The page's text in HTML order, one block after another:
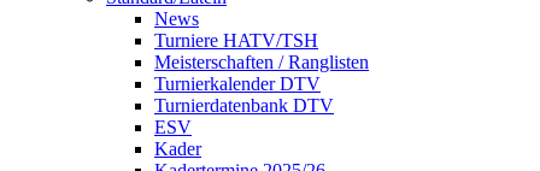
News
Turniere HATV/TSH
Meisterschaften / Ranglisten
Turnierkalender DTV
Turnierdatenbank DTV
ESV
Kader